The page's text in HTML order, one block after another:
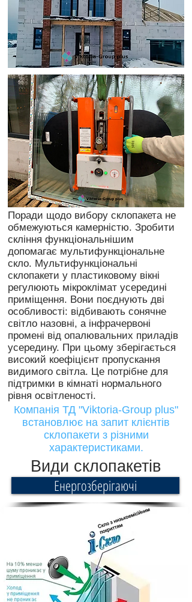
Поради щодо вибору склопакета не
обмежуються камерністю. Зробити
скління функціональнішим
допомагає мультифункціональне
скло. Мультифункціональні
склопакети у пластиковому вікні
регулюють мікроклімат усередині
приміщення. Вони поєднують дві
особливості: відбивають сонячне
світло назовні, а інфрачервоні
промені від опалювальних приладів
усередину. При цьому зберігається
високий коефіцієнт пропускання
видимого світла. Це потрібне для
підтримки в кімнаті нормального
рівня освітленості.
Компанія ТД "Viktoria-Group plus"
встановлює на запит клієнтів
склопакети з різними
характеристиками.
Види склопакетів
Енергозберігаючі